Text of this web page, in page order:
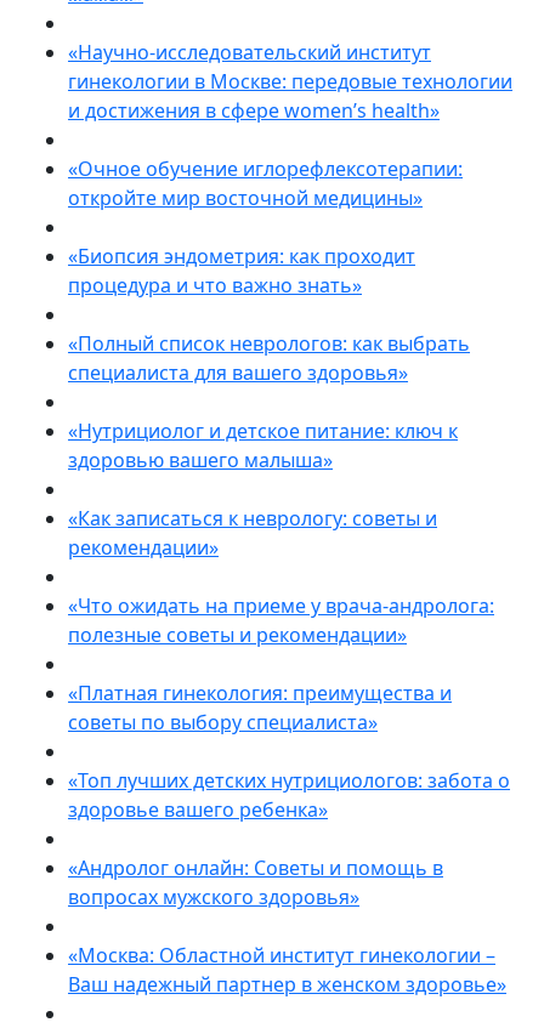
«Научно-исследовательский институт
гинекологии в Москве: передовые технологии
и достижения в сфере women’s health»
«Очное обучение иглорефлексотерапии:
откройте мир восточной медицины»
«Биопсия эндометрия: как проходит
процедура и что важно знать»
«Полный список неврологов: как выбрать
специалиста для вашего здоровья»
«Нутрициолог и детское питание: ключ к
здоровью вашего малыша»
«Как записаться к неврологу: советы и
рекомендации»
«Что ожидать на приеме у врача-андролога:
полезные советы и рекомендации»
«Платная гинекология: преимущества и
советы по выбору специалиста»
«Топ лучших детских нутрициологов: забота о
здоровье вашего ребенка»
«Андролог онлайн: Советы и помощь в
вопросах мужского здоровья»
«Москва: Областной институт гинекологии –
Ваш надежный партнер в женском здоровье»